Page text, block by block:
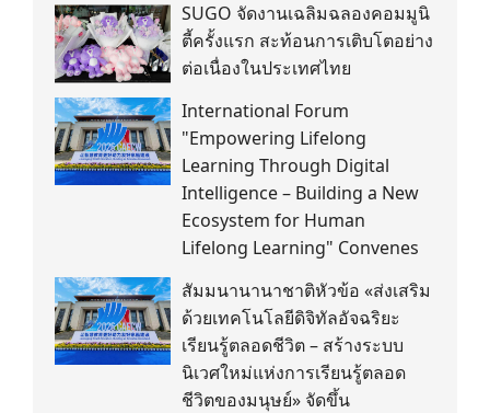
SUGO จัดงานเฉลิมฉลองคอมมูนิ
ตี้ครั้งแรก สะท้อนการเติบโตอย่าง
ต่อเนื่องในประเทศไทย
International Forum
"Empowering Lifelong
Learning Through Digital
Intelligence – Building a New
Ecosystem for Human
Lifelong Learning" Convenes
สัมมนานานาชาติหัวข้อ «ส่งเสริม
ด้วยเทคโนโลยีดิจิทัลอัจฉริยะ
เรียนรู้ตลอดชีวิต – สร้างระบบ
นิเวศใหม่แห่งการเรียนรู้ตลอด
ชีวิตของมนุษย์» จัดขึ้น